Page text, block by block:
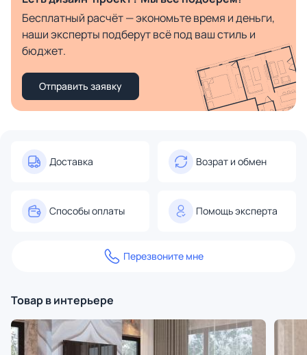
Бесплатный расчёт — экономьте время и деньги,
наши эксперты подберут всё под ваш стиль и
бюджет.
Отправить заявку
Доставка Возрат и обмен
Способы оплаты Помощь эксперта
Перезвоните мне
Товар в интерьере